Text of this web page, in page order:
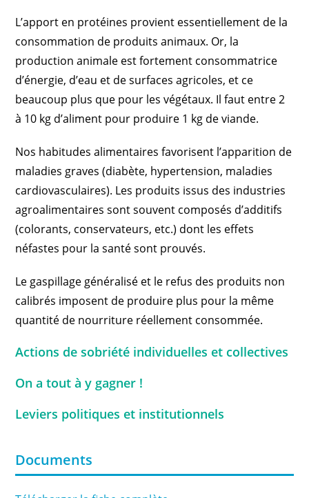
L’apport en protéines provient essentiellement de la
consommation de produits animaux. Or, la
production animale est fortement consommatrice
d’énergie, d’eau et de surfaces agricoles, et ce
beaucoup plus que pour les végétaux. Il faut entre 2
à 10 kg d’aliment pour produire 1 kg de viande.
Nos habitudes alimentaires favorisent l’apparition de
maladies graves (diabète, hypertension, maladies
cardiovasculaires). Les produits issus des industries
agroalimentaires sont souvent composés d’additifs
(colorants, conservateurs, etc.) dont les effets
néfastes pour la santé sont prouvés.
Le gaspillage généralisé et le refus des produits non
calibrés imposent de produire plus pour la même
quantité de nourriture réellement consommée.
Actions de sobriété individuelles et collectives
On a tout à y gagner !
Leviers politiques et institutionnels
Documents